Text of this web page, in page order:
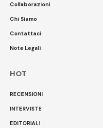
Collaborazioni
Chi Siamo
Contattaci
Note Legali
HOT
RECENSIONI
INTERVISTE
EDITORIALI